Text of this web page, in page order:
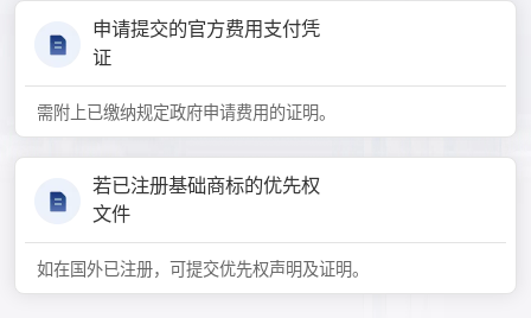
申请提交的官方费用支付凭
证
需附上已缴纳规定政府申请费用的证明。
若已注册基础商标的优先权
文件
如在国外已注册，可提交优先权声明及证明。